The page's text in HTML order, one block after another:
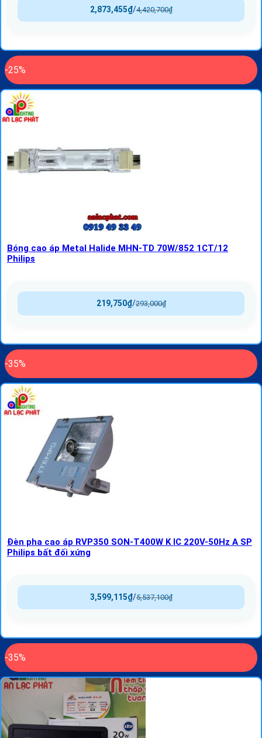
4,420,700₫
/
2,873,455₫
-25%
Bóng cao áp Metal Halide MHN-TD 70W/852 1CT/12
Philips
293,000₫
/
219,750₫
-35%
Đèn pha cao áp RVP350 SON-T400W K IC 220V-50Hz A SP
Philips bất đối xứng
5,537,100₫
/
3,599,115₫
-35%